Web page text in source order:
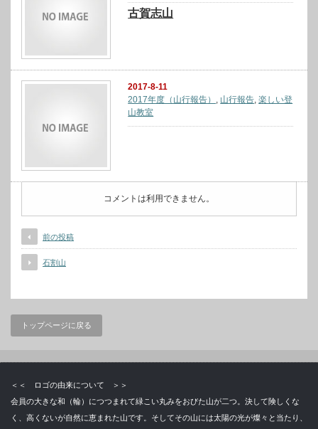
古賀志山
2017-8-11
2017年度（山行報告） , 山行報告,楽しい登
山教室
コメントは利用できません。
前の投稿
石割山
トップページに戻る
＜＜ ロゴの由来について ＞＞
会員の大きな和（輪）につつまれて緑こい丸みをおびた山が二つ。決して険しくな
く、高くないが自然に恵まれた山です。そしてその山には太陽の光が燦々と当たり、